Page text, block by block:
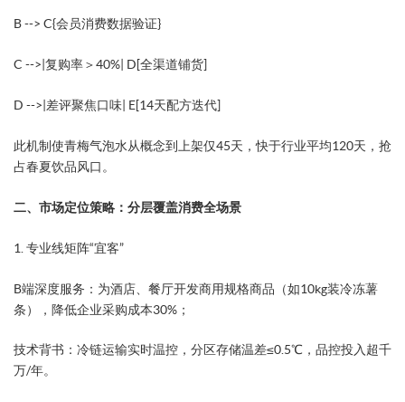
B --> C{会员消费数据验证}
C -->|复购率＞40%| D[全渠道铺货]
D -->|差评聚焦口味| E[14天配方迭代]
此机制使青梅气泡水从概念到上架仅45天，快于行业平均120天，抢
占春夏饮品风口。
二、市场定位策略：分层覆盖消费全场景
​1. 专业线矩阵“宜客”​​
​B端深度服务​：为酒店、餐厅开发商用规格商品（如10kg装冷冻薯
条），降低企业采购成本30%；
​技术背书​：冷链运输实时温控，分区存储温差≤0.5℃，品控投入超千
万/年。